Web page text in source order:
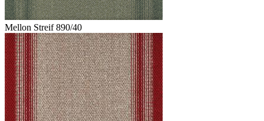
Mellon Streif 890/40